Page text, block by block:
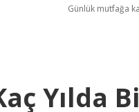
Günlük mutfağa
Yılda